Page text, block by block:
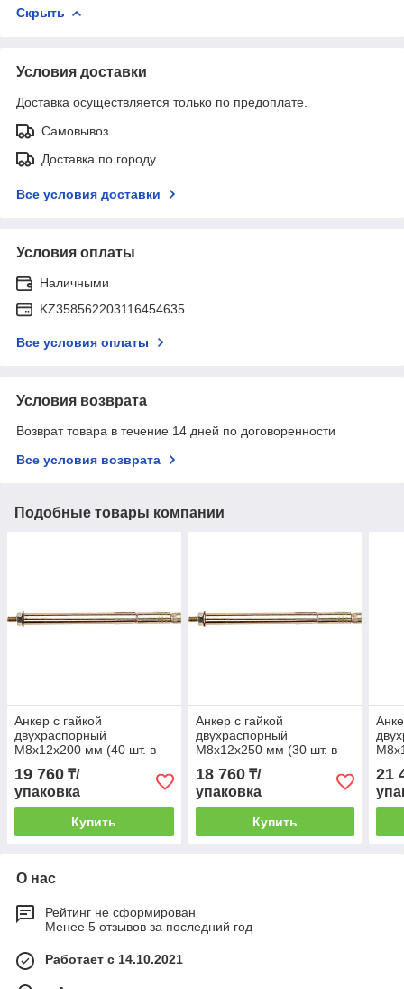
Скрыть
Условия доставки
Доставка осуществляется только по предоплате.
Самовывоз
Доставка по городу
Все условия доставки
Условия оплаты
Наличными
KZ358562203116454635
Все условия оплаты
Условия возврата
Возврат товара в течение 14 дней по договоренности
Все условия возврата
Подобные товары компании
Анкер с гайкой
двухраспорный
М8х12х200 мм (40 шт. в
карт. уп.) STARFIX
19 760 ₸/
упаковка
Купить
Анкер с гайкой
двухраспорный
М8х12х250 мм (30 шт. в
карт. уп.) STARFIX
18 760₸/
упаковка
Купить
21
О нас
Рейтинг не сформирован
Менее 5 отзывов за последний год
Работает с 14.10.2021